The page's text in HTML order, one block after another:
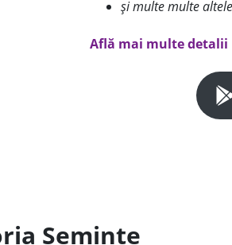
și multe multe
Află mai multe detalii
Seminte